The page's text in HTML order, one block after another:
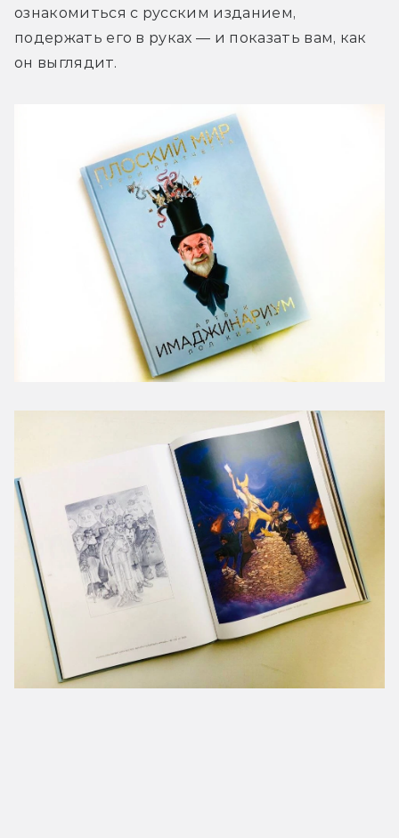
ознакомиться с русским изданием,
подержать его в руках — и показать вам, как
он выглядит.